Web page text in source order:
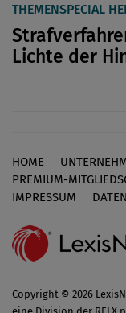
THEMENSPECIAL
Lichte der
Footer
HOME
PREMIUM-
IMPRESSUM
Copyright © 2026